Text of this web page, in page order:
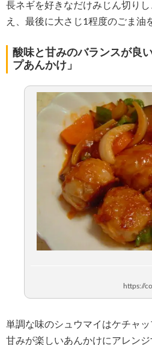
長ネギを好きなだけみじん切り
え、最後に大さじ1程度のごま油
酸味と甘みのバランスが良
プあんかけ」
単調な味のシュウマイはケチャ
甘みが楽しいあんかけにアレン